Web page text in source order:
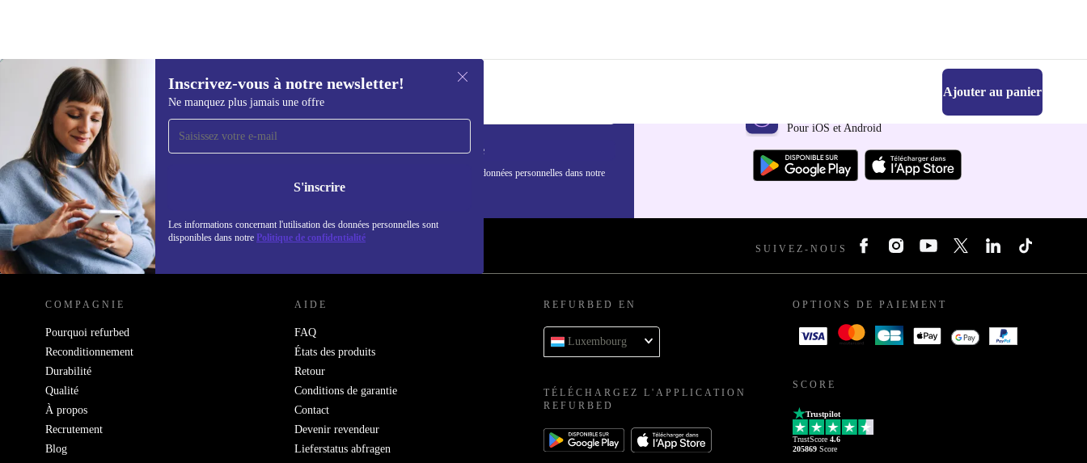
44,80 €69,00 € Ajouter au panier
Inscrivez-vous à notre newsletter!
Ne manquez plus jamais une offre
S'inscrire
Les informations concernant l'utilisation des données personnelles sont
disponibles dans notre Politique de confidentialité
Recevoir offres et infos de
refurbed par mail
Ne manquez plus aucune offre.
S'inscrire
Retrouvez les informations sur l'utilisation des données personnelles dans notre
politique de confidentialité
Téléchargez l'application refurbed
Pour iOS et Android
REFURBED LUXEMBOURG - RETHINK NEW. SUIVEZ-NOUS
COMPAGNIE
Pourquoi refurbed
Reconditionnement
Durabilité
Qualité
À propos
Recrutement
Blog
AIDE
FAQ
États des produits
Retour
Conditions de garantie
Contact
Devenir revendeur
Lieferstatus abfragen
REFURBED EN
Luxembourg
TÉLÉCHARGEZ L'APPLICATION
REFURBED
OPTIONS DE PAIEMENT
SCORE
Trustpilot
TrustScore 4.6
205869 Score